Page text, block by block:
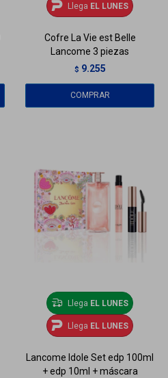
Llega EL LUNES
Cofre La Vie est Belle
Lancome 3 piezas
$ 9.255
Llega EL LUNES
Llega EL LUNES
Lancome Idole Set edp 100ml
+ edp 10ml + máscara